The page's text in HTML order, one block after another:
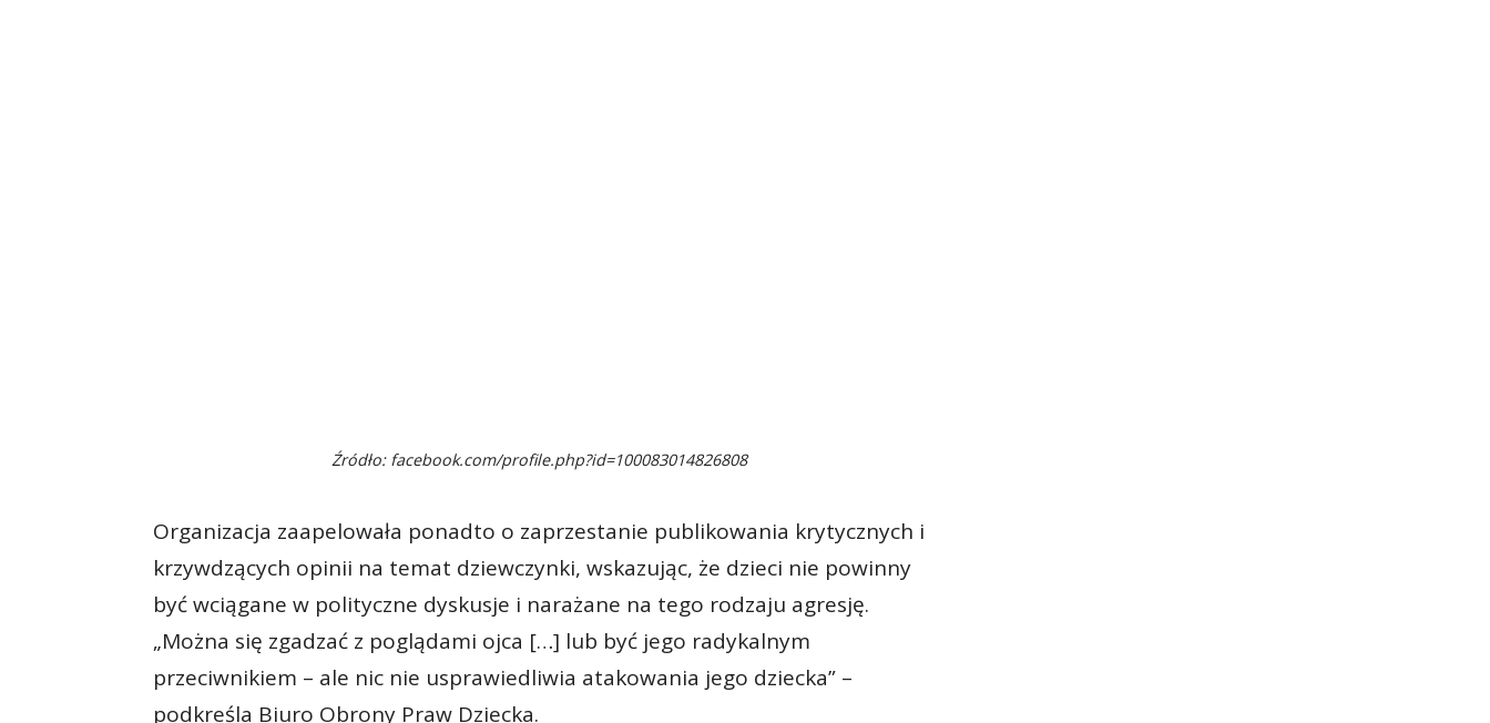
Źródło: facebook.com/profile.php?id=100083014826808
Organizacja zaapelowała ponadto o zaprzestanie publikowania krytycznych i
krzywdzących opinii na temat dziewczynki, wskazując, że dzieci nie powinny
być wciągane w polityczne dyskusje i narażane na tego rodzaju agresję.
„Można się zgadzać z poglądami ojca […] lub być jego radykalnym
przeciwnikiem – ale nic nie usprawiedliwia atakowania jego dziecka” –
podkreśla Biuro Obrony Praw Dziecka.